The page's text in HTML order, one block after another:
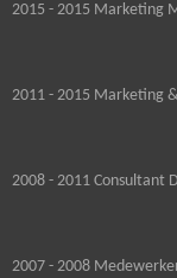
2015 - 2015 Marketing
2011 - 2015 Marketing
2008 - 2011 Consultant
2007 - 2008